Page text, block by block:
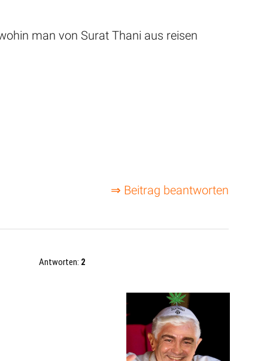
man von Surat Thani aus reisen
⇒ Beitrag beantworten
Antworten: 2